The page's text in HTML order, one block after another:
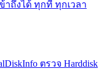
าถึงได้ ทุกที่ ทุกเวลา
ตรวจ Harddisk